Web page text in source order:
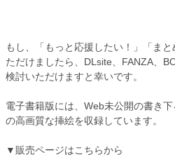
もし、「もっと応援したい！」「ま
ただけましたら、DLsite、FANZA、
検討いただけますと幸いです。
電子書籍版には、Web未公開の書き
の高画質な挿絵を収録しています。
▼販売ページはこちらから